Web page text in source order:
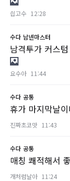
싑고수 12:28
수다 남넨마스터
남격투가 커스
요수아 11:44
수다 공통
휴가 마지막날
진짜초코맛 11:43
수다 공통
매칭 쾌적해서
개처럼날아 11:24